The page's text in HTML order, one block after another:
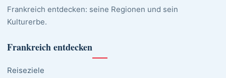
Frankreich entdecken: seine Regionen und sein
Kulturerbe.
Frankreich entdecken
Reiseziele